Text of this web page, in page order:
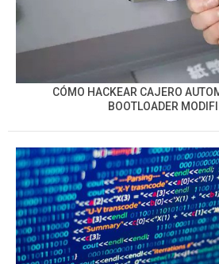
CÓMO HACKEAR CAJERO
BOOTLOADER